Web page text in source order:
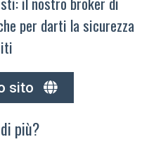
per darti la sicurezza
sito
più?